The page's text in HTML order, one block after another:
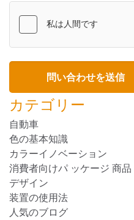
カテゴリー
自動車
色の基本知識
カラーイノベーション
消費者向けパ ッケージ 商品
デザイン
装置の使用法
人気のブログ